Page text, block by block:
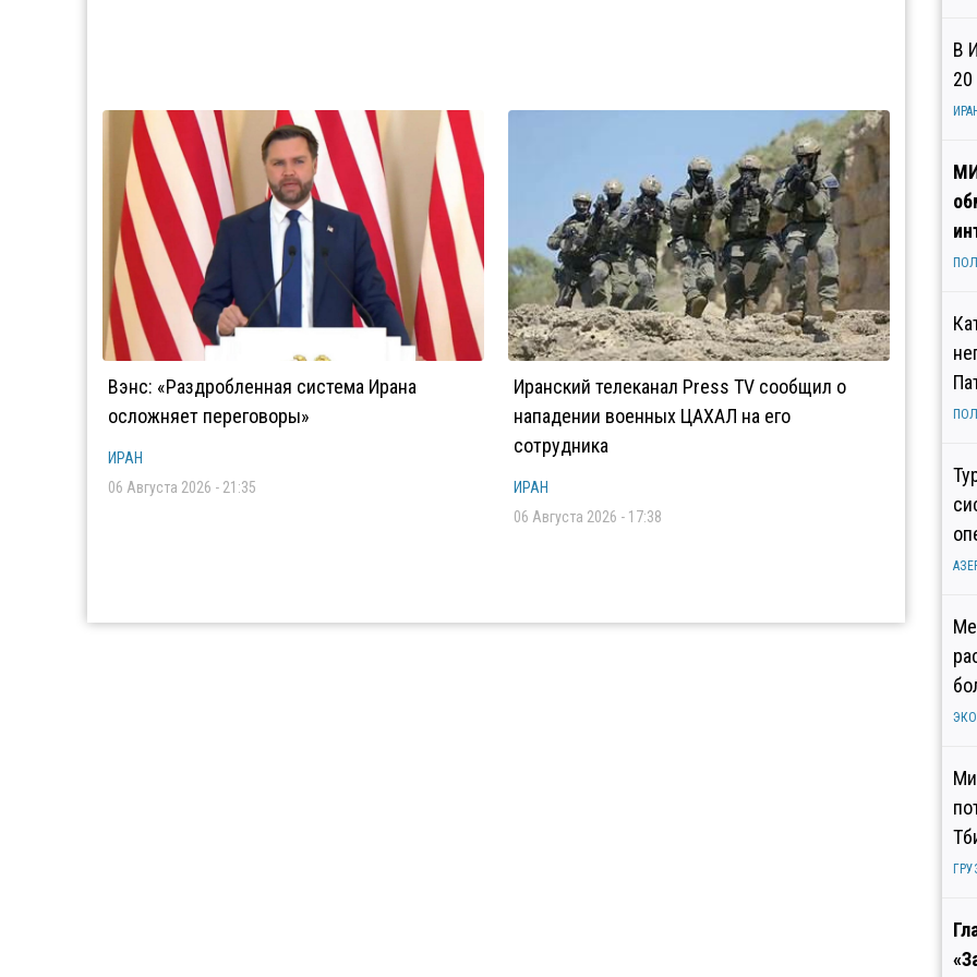
Вэнс: «Раздробленная система Ирана
осложняет переговоры»
ИРАН
06 Августа 2026 - 21:35
Иранский телеканал Press TV сообщил о
нападении военных ЦАХАЛ на его
сотрудника
ИРАН
06 Августа 2026 - 17:38
В